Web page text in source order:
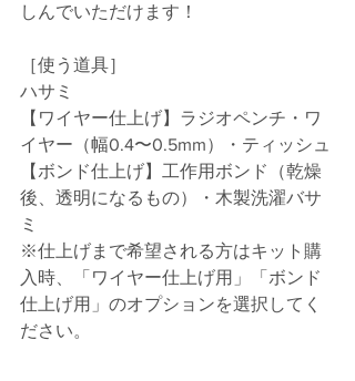
しんでいただけます！
［使う道具］
ハサミ
【ワイヤー仕上げ】ラジオペンチ・ワ
イヤー（幅0.4〜0.5mm）・ティッシュ
【ボンド仕上げ】工作用ボンド（乾燥
後、透明になるもの）・木製洗濯バサ
ミ
※仕上げまで希望される方はキット購
入時、「ワイヤー仕上げ用」「ボンド
仕上げ用」のオプションを選択してく
ださい。